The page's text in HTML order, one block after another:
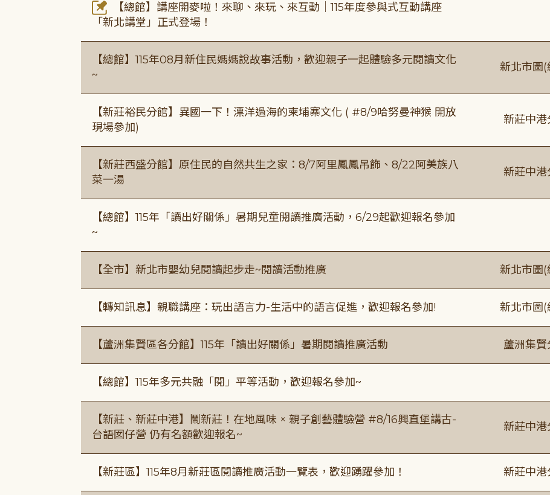
【總館】講座開麥啦！來聊、來玩、來互動｜115年度參與式互動講座
「新北講堂」正式登場！
【總館】115年08月新住民媽媽說故事活動，歡迎親子一起體驗多元閱讀文化
~
新北市圖(
【新莊裕民分館】異國一下！漂洋過海的柬埔寨文化 ( #8/9哈努曼神猴 開放
現場參加)
新莊中港
【新莊西盛分館】原住民的自然共生之家：8/7阿里鳳鳳吊飾、8/22阿美族八
菜一湯
新莊中港
【總館】115年「讀出好關係」暑期兒童閱讀推廣活動，6/29起歡迎報名參加
~
【全市】新北市嬰幼兒閱讀起步走~閱讀活動推廣 新北市圖(
【轉知訊息】親職講座：玩出語言力-生活中的語言促進，歡迎報名參加! 新北市圖(
【蘆洲集賢區各分館】115年「讀出好關係」暑期閱讀推廣活動 蘆洲集賢
【總館】115年多元共融「閱」平等活動，歡迎報名參加~
【新莊、新莊中港】鬧新莊！在地風味 × 親子創藝體驗營 #8/16興直堡講古-
台語囡仔營 仍有名額歡迎報名~
新莊中港
【新莊區】115年8月新莊區閱讀推廣活動一覽表，歡迎踴躍參加！ 新莊中港